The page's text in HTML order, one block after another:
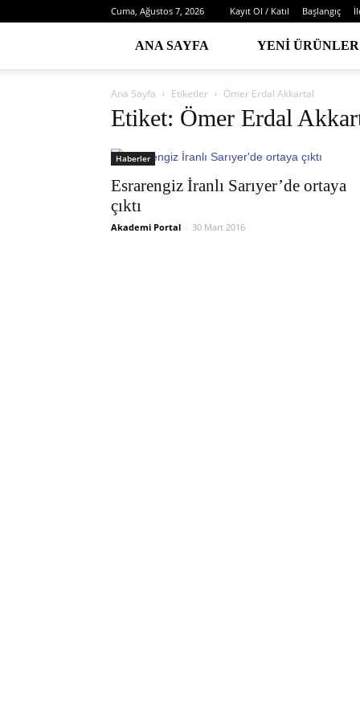
Cuma, Ağustos 7, 2026 Kayıt Ol / Katıl Başlangıç
ANA SAYFA YENI ÜRÜNLER
Ana Sayfa Etiketler Ömer Erdal Akkartal
Etiket: Ömer Erdal
Haberler
Esrarengiz İranlı Sarıyer’de ortaya
çıktı
Akademi Portal - 30 Mart 2016